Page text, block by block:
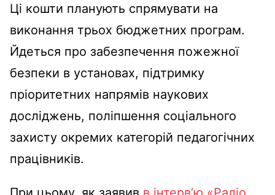
Ці кошти планують спрямувати на
виконання трьох бюджетних програм.
Йдеться про забезпечення пожежної
безпеки в установах, підтримку
пріоритетних напрямів наукових
досліджень, поліпшення соціального
захисту окремих категорій педагогічних
працівників.